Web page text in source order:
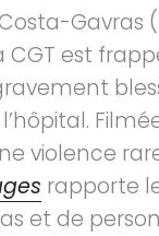
Gavras
est
violence
rapporte
et de